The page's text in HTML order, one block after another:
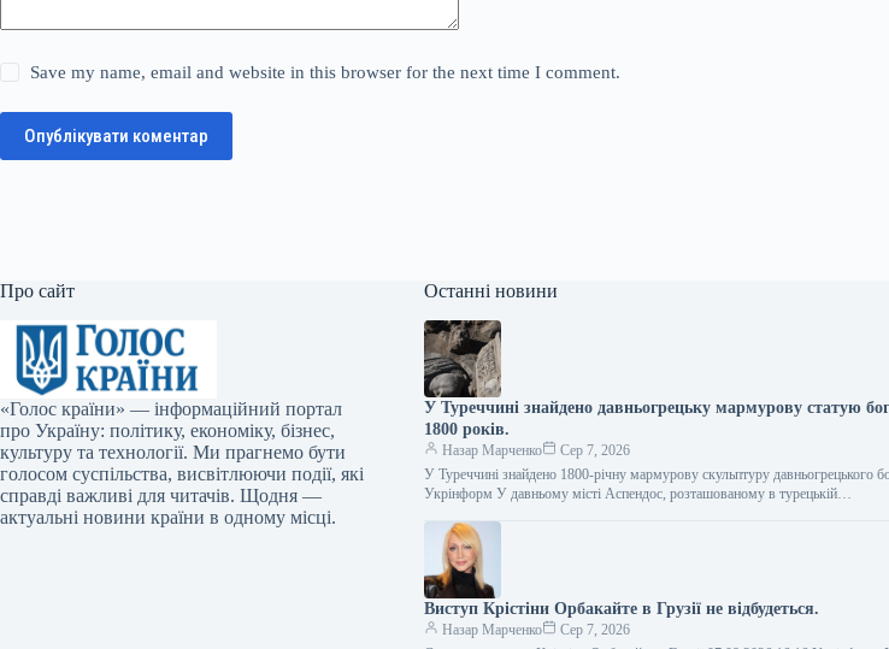
Save my name, email and website in this browser for the next time I comment.
Опублікувати коментар
Про сайт
«Голос країни» — інформаційний портал
про Україну: політику, економіку, бізнес,
культуру та технології. Ми прагнемо бути
голосом суспільства, висвітлюючи події, які
справді важливі для читачів. Щодня —
актуальні новини країни в одному місці.
Останні новини
У Туреччині знайдено давньогрецьку мармурову статую
1800 років.
Назар Марченко
Сер 7, 2026
У Туреччині знайдено 1800-річну мармурову скульптуру давньогрецького
Укрінформ У давньому місті Аспендос, розташованому в турецькій…
Виступ Крістіни Орбакайте в Грузії не відбудеться.
Назар Марченко
Сер 7, 2026